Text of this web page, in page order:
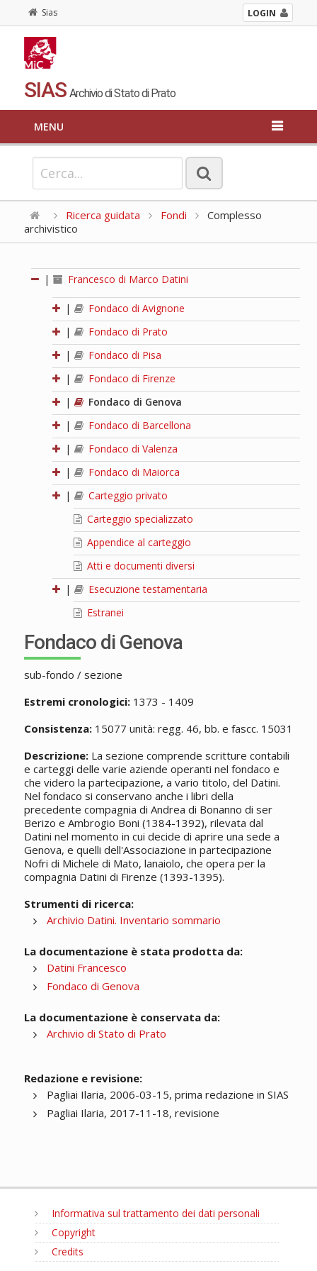
Sias LOGIN
SIAS Archivio di Stato di Prato
MENU
Ricerca guidata Fondi
Complesso
archivistico
| Francesco di Marco Datini
|
Fondaco di Avignone
|
Fondaco di Prato
|
Fondaco di Pisa
|
Fondaco di Firenze
|
Fondaco di Genova
|
Fondaco di Barcellona
|
Fondaco di Valenza
|
Fondaco di Maiorca
|
Carteggio privato
Carteggio specializzato
Appendice al carteggio
Atti e documenti diversi
|
Esecuzione testamentaria
Estranei
Fondaco di Genova
sub-fondo / sezione
Estremi cronologici:1373 - 1409
Consistenza:15077 unità: regg. 46, bb. e fascc. 15031
Descrizione:La sezione comprende scritture contabili
e carteggi delle varie aziende operanti nel fondaco e
che videro la partecipazione, a vario titolo, del Datini.
Nel fondaco si conservano anche i libri della
precedente compagnia di Andrea di Bonanno di ser
Berizo e Ambrogio Boni (1384-1392), rilevata dal
Datini nel momento in cui decide di aprire una sede a
Genova, e quelli dell'Associazione in partecipazione
Nofri di Michele di Mato, lanaiolo, che opera per la
compagnia Datini di Firenze (1393-1395).
Strumenti di ricerca:
Archivio Datini. Inventario sommario
La documentazione è stata prodotta da:
Datini Francesco
Fondaco di Genova
La documentazione è conservata da:
Archivio di Stato di Prato
Redazione e revisione:
Pagliai Ilaria, 2006-03-15, prima redazione in SIAS
Pagliai Ilaria, 2017-11-18, revisione
Informativa sul trattamento dei dati personali
Copyright
Credits